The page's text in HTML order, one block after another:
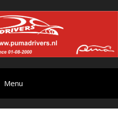
Menu